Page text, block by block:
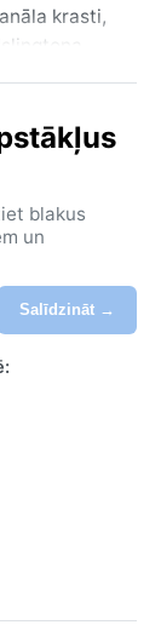
krasti,
Kepena
laik
blakus
un
Salīdzināt →